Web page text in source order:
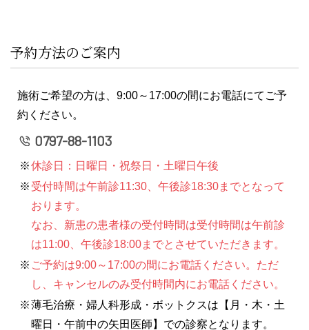
予約方法のご案内
施術ご希望の方は、9:00～17:00の間にお電話にてご予
約ください。
0797-88-1103
休診日：日曜日・祝祭日・土曜日午後
受付時間は午前診11:30、午後診18:30までとなって
おります。
なお、新患の患者様の受付時間は受付時間は午前診
は11:00、午後診18:00までとさせていただきます。
ご予約は9:00～17:00の間にお電話ください。ただ
し、キャンセルのみ受付時間内にお電話ください。
薄毛治療・婦人科形成・ボットクスは【月・木・土
曜日・午前中の矢田医師】での診察となります。